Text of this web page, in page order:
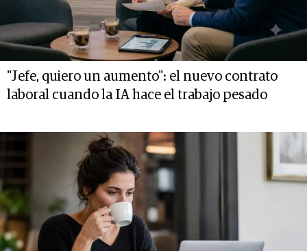
"Jefe, quiero un aumento": el nuevo contrato
laboral cuando la IA hace el trabajo pesado